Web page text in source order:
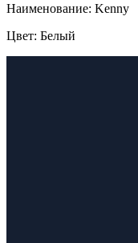
Наименование: Kenny
Цвет: Белый